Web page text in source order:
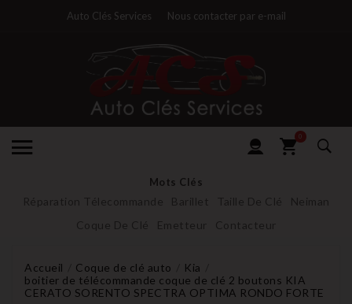
Auto Clés Services Nous contacter par e-mail
0
Mots Clés
Réparation Télecommande Barillet Taille De Clé
Neiman
Coque De Clé
Emetteur Contacteur
Accueil Coque de clé auto
Kia
boitier de télécommande coque de clé 2 boutons KIA
CERATO SORENTO SPECTRA OPTIMA RONDO FORTE